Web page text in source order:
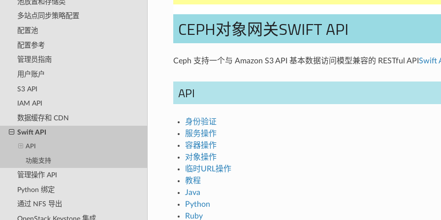
池放置和存储类
多站点同步策略配置
配置池
配置参考
管理员指南
用户账户
S3 API
IAM API
数据缓存和 CDN
Swift API
API
功能支持
管理操作 API
Python 绑定
通过 NFS 导出
CEPH对象网关SWIFT API
Ceph 支持一个与 Amazon S3 API 基本数据访问模型兼容的 RESTful API Swift
API
身份验证
服务操作
容器操作
对象操作
临时URL操作
教程
Java
Python
Ruby